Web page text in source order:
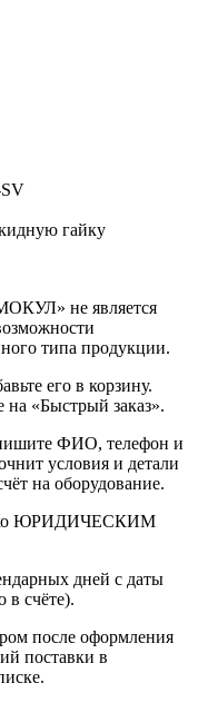
гайку
не является
типа продукции.
его в корзину.
«Быстрый заказ».
ФИО, телефон и
условия и детали
на оборудование.
ЮРИДИЧЕСКИМ
дней с даты
в счёте).
после оформления
поставки в